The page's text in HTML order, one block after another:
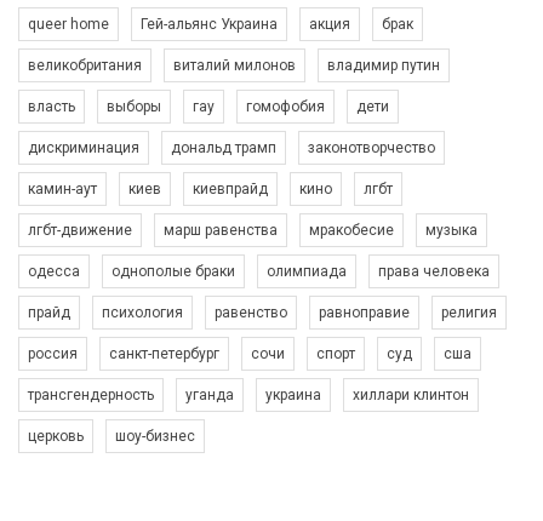
Зупинимо насильство проти ЛГБТ в Україні! Stop violence against LGBT in Ukraine!
6/30/2017
Емоційний та вражаючий промо-ролік на конкурс PACT, який
представляє програму "Гей-альянс Україна" з протидії
насильству проти ЛГБТ в Україні.
Ми просимо вашої підтримки, щоб реалізувати нашу
програму з боротьби з насильством проти ЛГБТ в Україні.
Якщо ти хочеш підтримати нас - просто натисни "лайк" під
1.9K Просмотров • 226 Нравится • 5 Комментариев
queer home Гей-альянс Украина акция брак
великобритания виталий милонов владимир путин
власть выборы гау гомофобия дети
дискриминация дональд трамп законотворчество
камин-аут киев киевпрайд кино лгбт
лгбт-движение марш равенства мракобесие музыка
одесса однополые браки олимпиада права человека
прайд психология равенство равноправие религия
россия санкт-петербург сочи спорт суд сша
трансгендерность уганда украина хиллари клинтон
церковь шоу-бизнес